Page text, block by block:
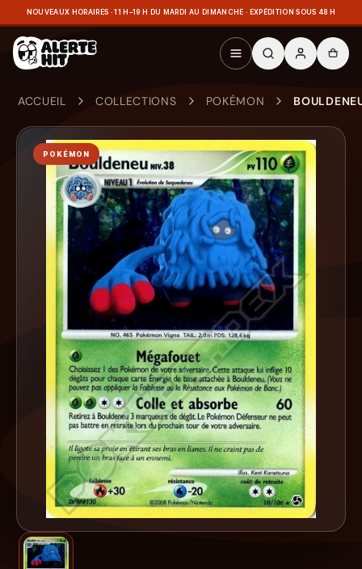
NOUVEAUX HORAIRES · 11 H–19 H DU MARDI AU DIMANCHE · EXPÉDITION SOUS 48 H
ACCUEIL COLLECTIONS POKÉMON
POKÉMON